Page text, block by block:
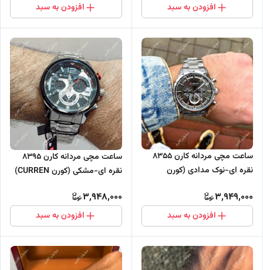
افزودن به سبد افزودن به سبد
ساعت مچی مردانه کارن 8355
نقره ای-نوک مدادی (کورن
3,949,000
افزودن به سبد
ساعت مچی مردانه کارن 8395
نقره ای-مشکی (کورن CURREN)
3,948,000
افزودن به سبد